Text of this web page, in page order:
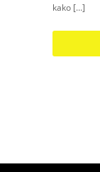
kako […]